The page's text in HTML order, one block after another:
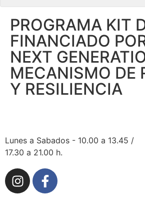
PROGRAMA KIT
FINANCIADO
NEXT
MECANISMO DE
Y RESILIENCIA
Lunes a Sabados - 10.00 a 13.45 /
17.30 a 21.00 h.